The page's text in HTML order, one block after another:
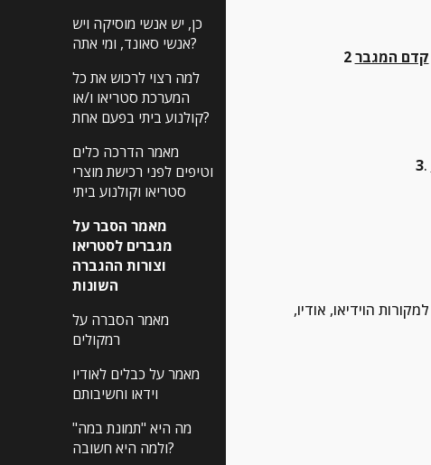
כן, יש אנשי מוסיקה ויש
אנשי סאונד, ומי אתה?
למה רצוי לרכוש את כל
המערכת סטריאו ו/או
קולנוע ביתי בפעם אחת?
מאמר הדרכה כלים
וטיפים לפני רכישת מוצרי
סטריאו וקולנוע ביתי
מאמר הסבר על
מגברים לסטריאו
וצורות ההגברה
השונות
מאמר הסברה על
רמקולים
מאמר על כבלים לאודיו
וידאו וחשיבותם
מה היא "תמונת במה"
ולמה היא חשובה?
2 קדם המגבר
3.